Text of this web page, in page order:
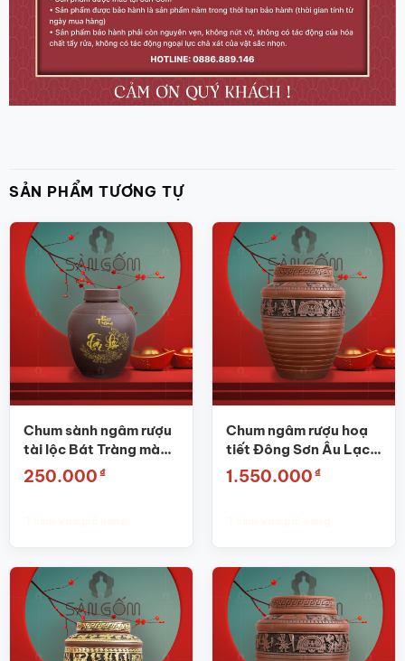
SẢN PHẨM TƯƠNG TỰ
Chum sành ngâm rượu
tài lộc Bát Tràng màu
nâu 10L SG-CR03
250.000 ₫
Chum ngâm rượu hoạ
tiết Đông Sơn Âu Lạc
30L SG-CR08
1.550.000 ₫